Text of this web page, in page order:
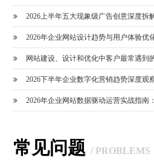
2026上半年五大现象级广告创意深度拆解
2026年企业网站设计趋势与用户体验优化
网站建设、设计和优化中客户最常遇到的
2026下半年企业数字化营销趋势深度观察
2026年企业网站数据驱动运营实战指南：
常见问题 / PROBLEMS